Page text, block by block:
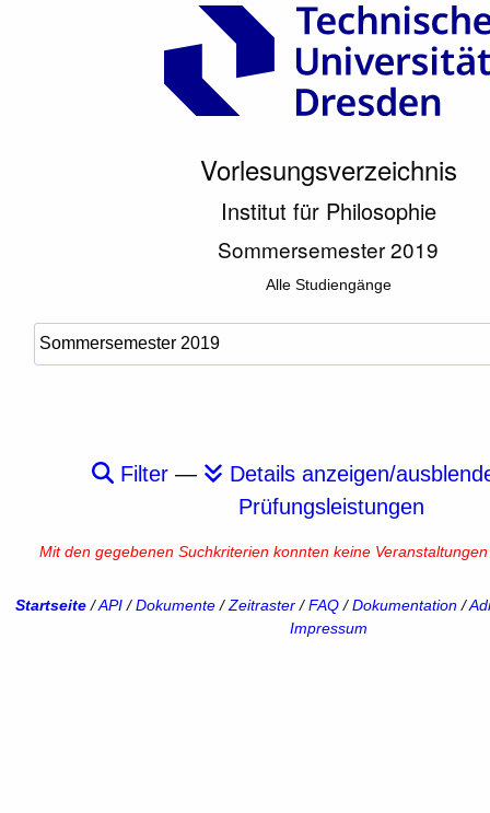
Vorlesungsverzeichnis
Institut für Philosophie
Sommersemester 2019
Alle Studiengänge
Filter —
Details anzeigen/
Prüfungsleistungen
Mit den gegebenen Suchkriterien konnten keine
Startseite/API/Dokumente/Zeitraster/FAQ/Dokumentation/
Impressum